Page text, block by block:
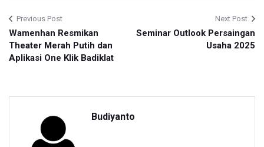
Previous Post
Wamenhan Resmikan
Theater Merah Putih dan
Aplikasi One Klik Badiklat
Next Post
Seminar Outlook Persaingan
Usaha 2025
Budiyanto